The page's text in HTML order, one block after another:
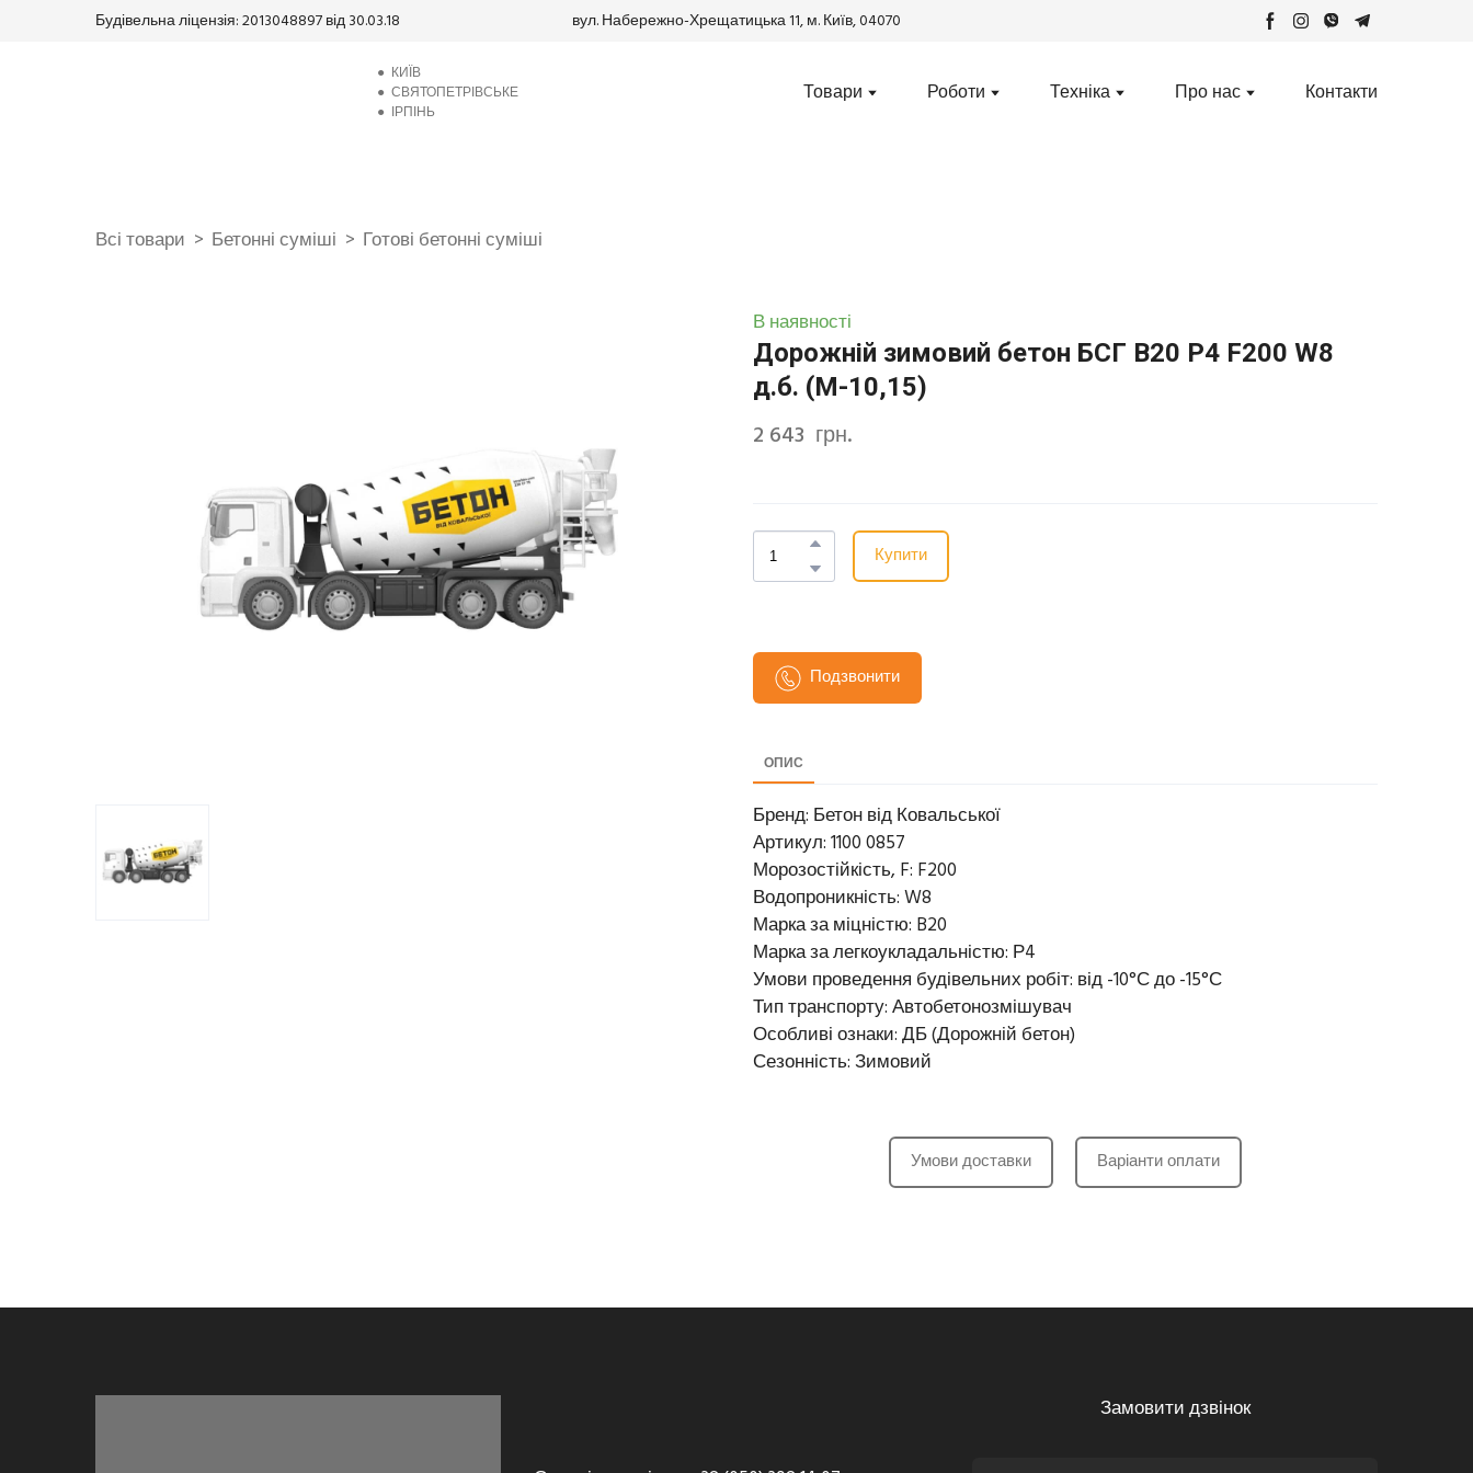
Будівельна ліцензія: 2013048897 від 30.03.18 вул. Набережно-Хрещатицька 11, м. Київ, 04070
● КИЇВ
●СВЯТОПЕТРІВСЬКЕ
● ІРПІНЬ
Товари Роботи Техніка Про нас Контакти
Всі товари Бетонні суміші Готові бетонні суміші
В наявності
Дорожній зимовий бетон БСГ В20 Р4 F200 W8
д.б. (М-10,15)
2 643  грн.
Купити
Подзвонити
ОПИС
Бренд: Бетон від Ковальської
Артикул: 1100 0857
Морозостійкість, F: F200
Водопроникність: W8
Марка за міцністю: B20
Марка за легкоукладальністю: Р4
Умови проведення будівельних робіт: від -10°С до -15°С
Тип транспорту: Автобетонозмішувач
Особливі ознаки: ДБ (Дорожній бетон)
Сезонність: Зимовий
Умови доставки Варіанти оплати
Замовити дзвінок